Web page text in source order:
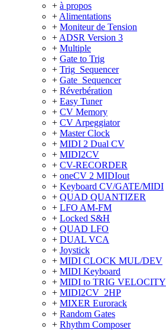
+ à propos
+ Alimentations
+ Moniteur de Tension
+ ADSR Version 3
+ Multiple
+ Gate to Trig
+ Trig_Sequencer
+ Gate_Sequencer
+ Réverbération
+ Easy Tuner
+ CV Memory
+ CV Arpeggiator
+ Master Clock
+ MIDI 2 Dual CV
+ MIDI2CV
+ CV-RECORDER
+ oneCV 2 MIDIout
+ Keyboard CV/GATE/MIDI
+ QUAD QUANTIZER
+ LFO AM-FM
+ Locked S&H
+ QUAD LFO
+ DUAL VCA
+ Joystick
+ MIDI CLOCK MUL/DEV
+ MIDI Keyboard
+ MIDI to TRIG VELOCITY
+ MIDI2CV_2HP
+ MIXER Eurorack
+ Random Gates
+ Rhythm Composer